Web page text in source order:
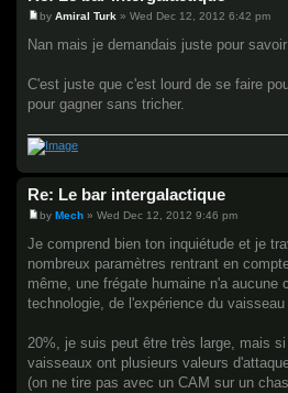
P
s
by Amiral Turk » Wed Dec 12, 2012 6:42 pm
Nan mais je demandais juste pour
C'est juste que c'est lourd de se faire
pour gagner sans tricher.
Re: Le bar intergalactique
P
o
s
t
by Mech » Wed Dec 12, 2012 9:46 pm
Je comprend bien ton inquiétude et je
nombreux paramètres rentrant en
même, une frégate humaine n'a
technologie, de l'expérience du
20%, je suis peut être très large, mais
vaisseaux ont plusieurs valeurs
(on ne tire pas avec un CAM sur un